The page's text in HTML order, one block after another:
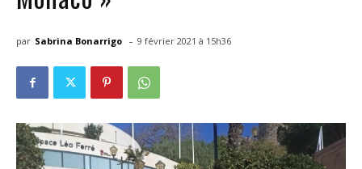
par Sabrina Bonarrigo - 9 février 2021 à 15h36